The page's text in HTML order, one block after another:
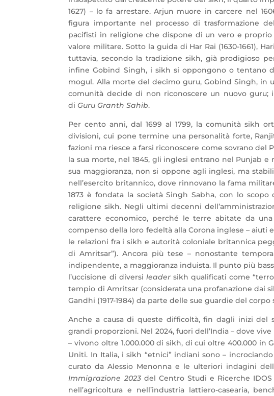
1627) – lo fa arrestare. Arjun muore in carcere nel
figura importante nel processo di trasformazione
pacifisti in religione che dispone di un vero e
valore militare. Sotto la guida di Har Rai (1630-1661),
tuttavia, secondo la tradizione sikh, già prodigioso
infine Gobind Singh, i sikh si oppongono o tentano
mogul. Alla morte del decimo guru, Gobind Singh,
comunità decide di non riconoscere un nuovo guru;
di Guru Granth Sahib.
Per cento anni, dal 1699 al 1799, la comunità sikh
divisioni, cui pone termine una personalità forte,
fazioni ma riesce a farsi riconoscere come sovrano del
la sua morte, nel 1845, gli inglesi entrano nel Punjab
sua maggioranza, non si oppone agli inglesi, ma
nell’esercito britannico, dove rinnovano la fama
1873 è fondata la società Singh Sabha, con lo
religione sikh. Negli ultimi decenni
carattere economico, perché le terre abitate da
compenso della loro fedeltà alla Corona inglese –
le relazioni fra i sikh e autorità coloniale britannica
di Amritsar”). Ancora più tese – nonostante
indipendente, a maggioranza induista. Il punto più
l’uccisione di diversi leadersikh qualificati come
tempio di Amritsar (considerata una profanazione dai
Gandhi (1917-1984) da parte delle sue guardie del corpo
Anche a causa di queste difficoltà, fin dagli inizi del
grandi proporzioni. Nel 2024, fuori dell’India – dove
– vivono oltre 1.000.000 di sikh, di cui oltre 400.000 in
Uniti. In Italia, i sikh “etnici” indiani sono –
curato da Alessio Menonna e le ulteriori indagini
Immigrazione 2023del Centro Studi e Ricerche
nell’agricoltura e nell’industria lattiero-casearia,